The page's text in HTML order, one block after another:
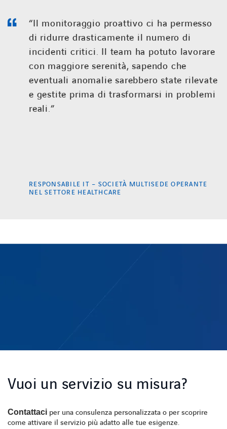
“Il monitoraggio proattivo ci ha permesso
di ridurre drasticamente il numero di
incidenti critici. Il team ha potuto lavorare
con maggiore serenità, sapendo che
eventuali anomalie sarebbero state rilevate
e gestite prima di trasformarsi in problemi
reali.”
RESPONSABILE IT – SOCIETÀ MULTISEDE OPERANTE
NEL SETTORE HEALTHCARE
Vuoi un servizio su misura?
Contattaci per una consulenza personalizzata o per scoprire
come attivare il servizio più adatto alle tue esigenze.